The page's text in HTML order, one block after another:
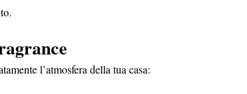
l’atmosfera della tua casa: